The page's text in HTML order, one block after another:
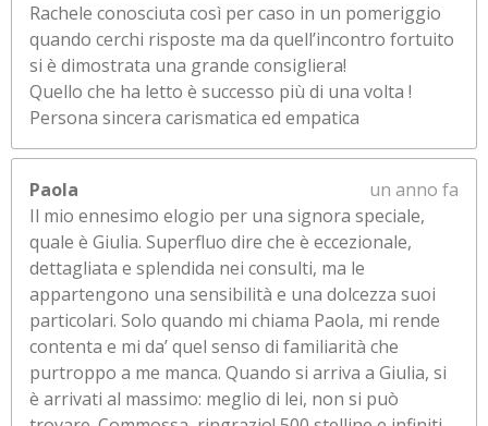
Rachele conosciuta così per caso in un pomeriggio
quando cerchi risposte ma da quell’incontro fortuito
si è dimostrata una grande consigliera!
Quello che ha letto è successo più di una volta !
Persona sincera carismatica ed empatica
Paola
un anno fa
Il mio ennesimo elogio per una signora speciale,
quale è Giulia. Superfluo dire che è eccezionale,
dettagliata e splendida nei consulti, ma le
appartengono una sensibilità e una dolcezza suoi
particolari. Solo quando mi chiama Paola, mi rende
contenta e mi da’ quel senso di familiarità che
purtroppo a me manca. Quando si arriva a Giulia, si
è arrivati al massimo: meglio di lei, non si può